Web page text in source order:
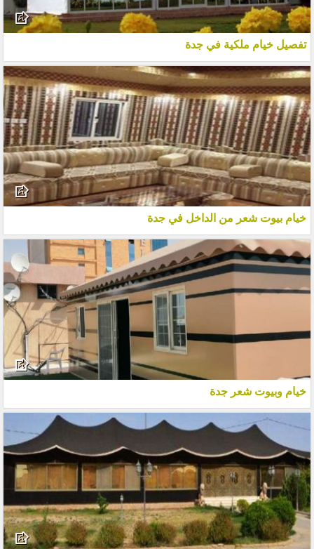
تفصيل خيام ملكية في جدة
خيام بيوت شعر من الداخل في جدة
خيام وبيوت شعر جدة